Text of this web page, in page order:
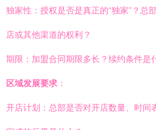
独家性：授权是否是真正的“独家”？总
店或其他渠道的权利？
期限：加盟合同期限多长？续约条件是
区域发展要求 ：
开店计划：总部是否对开店数量、时间